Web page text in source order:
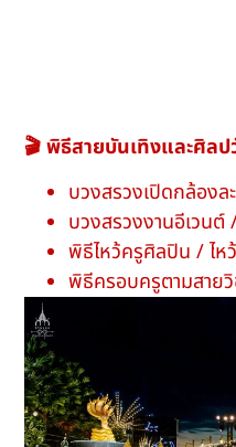
🎬 พิธีสายบันเทิงและศิล
บวงสรวงเปิดกล้อง
บวงสรวงงานอีเวน
พิธีไหว้ครูศิลปิน / ไห
พิธีครอบครูตามสายวิ